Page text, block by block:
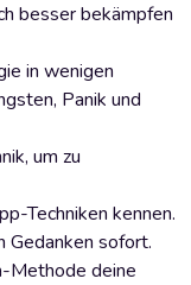
besser bekämpfen
in wenigen
Panik und
um zu
Techniken kennen.
Gedanken sofort.
Methode deine